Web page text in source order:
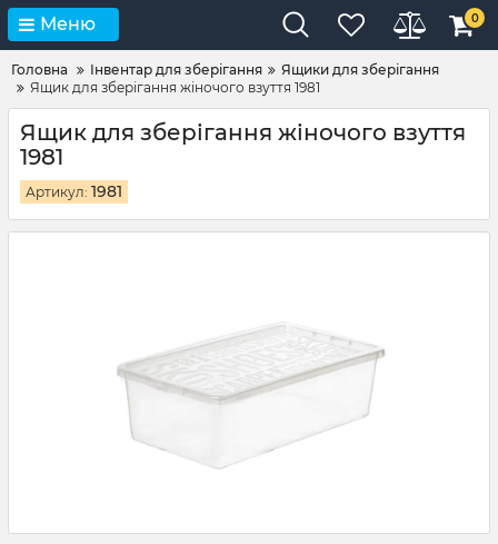
Меню 0
Головна Інвентар для зберігання
Ящики для зберігання
Ящик для зберігання жіночого взуття 1981
Ящик для зберігання жіночого взуття
1981
Артикул: 1981